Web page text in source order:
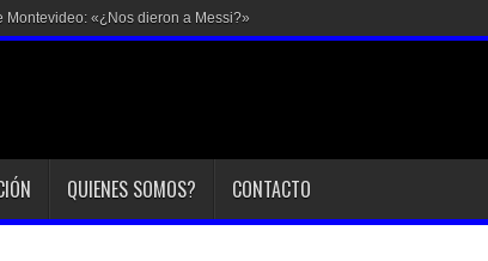
«¿Nos dieron a Messi?»
QUIENES SOMOS? CONTACTO